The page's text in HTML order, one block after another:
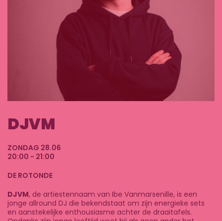
DJVM
ZONDAG 28.06
20:00 - 21:00
DE ROTONDE
DJVM, de artiestennaam van Ibe Vanmarsenille, is een
jonge allround DJ die bekendstaat om zijn energieke sets
en aanstekelijke enthousiasme achter de draaitafels.